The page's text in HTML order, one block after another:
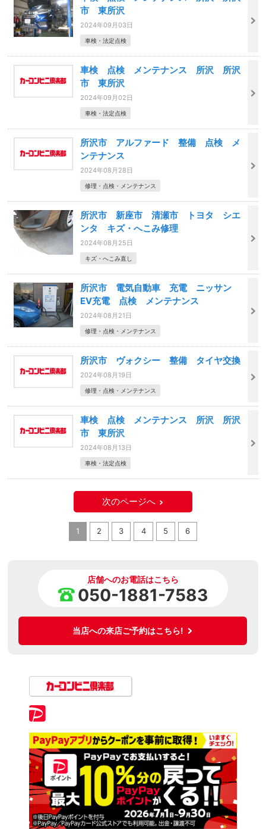
市 東所沢
2024年09月03日
車検・法定点検
車検 点検 メンテナンス 所沢 所沢
市 東所沢
2024年09月02日
車検・法定点検
所沢市 アルファード 整備 点検 メ
ンテナンス
2024年08月28日
修理・点検・メンテナンス
所沢市 新座市 清瀬市 トヨタ シエ
ンタ キズ・へこみ修理
2024年08月25日
キズ・へこみ直し
所沢市 電気自動車 充電 ニッサン
EV充電 点検 メンテナンス
2024年08月21日
修理・点検・メンテナンス
所沢市 ヴォクシー 整備 タイヤ交換
2024年08月19日
修理・点検・メンテナンス
車検 点検 メンテナンス 所沢 所沢
市 東所沢
2024年08月13日
車検・法定点検
次のページへ
1 2 3 4 5 6
店舗へのお電話はこちら
050-1881-7583
当店への来店ご予約はこちら!